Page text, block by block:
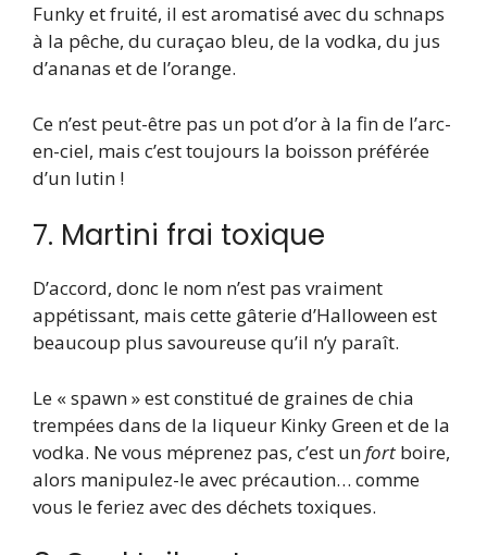
Funky et fruité, il est aromatisé avec du schnaps
à la pêche, du curaçao bleu, de la vodka, du jus
d’ananas et de l’orange.
Ce n’est peut-être pas un pot d’or à la fin de l’arc-
en-ciel, mais c’est toujours la boisson préférée
d’un lutin !
7. Martini frai toxique
D’accord, donc le nom n’est pas vraiment
appétissant, mais cette gâterie d’Halloween est
beaucoup plus savoureuse qu’il n’y paraît.
Le « spawn » est constitué de graines de chia
trempées dans de la liqueur Kinky Green et de la
vodka. Ne vous méprenez pas, c’est un fort boire,
alors manipulez-le avec précaution… comme
vous le feriez avec des déchets toxiques.